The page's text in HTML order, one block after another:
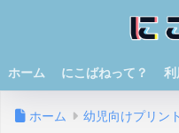
ホーム にこばねって？ 利
ホーム 幼児向けプリント